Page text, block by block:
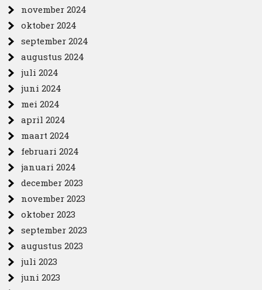
november 2024
oktober 2024
september 2024
augustus 2024
juli 2024
juni 2024
mei 2024
april 2024
maart 2024
februari 2024
januari 2024
december 2023
november 2023
oktober 2023
september 2023
augustus 2023
juli 2023
juni 2023